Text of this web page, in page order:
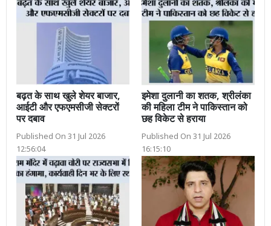
बढ़त के साथ खुले शेयर बाजार,
आईटी और एफएमसीजी सेक्टरों
पर दबाव
Published On 31 Jul 2026
12:56:04
इमेशा दुलानी का शतक, श्रीलंका
की महिला टीम ने पाकिस्तान को
छह विकेट से हराया
Published On 31 Jul 2026
16:15:10